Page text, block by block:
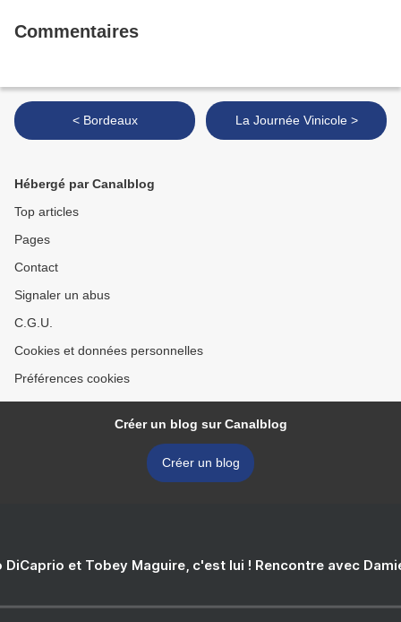
Commentaires
< Bordeaux La Journée Vinicole >
Hébergé par Canalblog
Top articles
Pages
Contact
Signaler un abus
C.G.U.
Cookies et données personnelles
Préférences cookies
Créer un blog sur Canalblog
Créer un blog
DiCaprio et Tobey Maguire, c'est lui ! Rencontre avec